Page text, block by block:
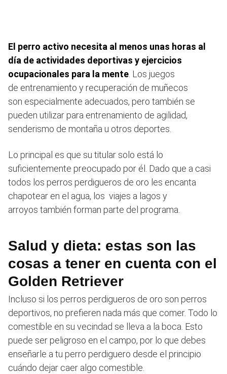
El perro activo necesita al menos unas horas al
día de actividades deportivas y ejercicios
ocupacionales para la mente. Los juegos
de entrenamiento y recuperación de muñecos
son especialmente adecuados, pero también se
pueden utilizar para entrenamiento de agilidad,
senderismo de montaña u otros deportes.
Lo principal es que su titular solo está lo
suficientemente preocupado por él. Dado que a casi
todos los perros perdigueros de oro les encanta
chapotear en el agua, los viajes a lagos y
arroyos también forman parte del programa.
Salud y dieta: estas son las
cosas a tener en cuenta con el
Golden Retriever
Incluso si los perros perdigueros de oro son perros
deportivos, no prefieren nada más que comer. Todo lo
comestible en su vecindad se lleva a la boca. Esto
puede ser peligroso en el campo, por lo que debes
enseñarle a tu perro perdiguero desde el principio
cuándo dejar caer algo comestible.